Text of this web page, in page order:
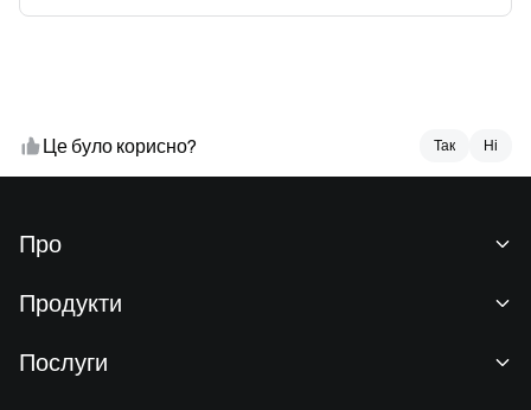
Так
Це було корисно? Так Ні
Про
Новини
Продукти
Послуги